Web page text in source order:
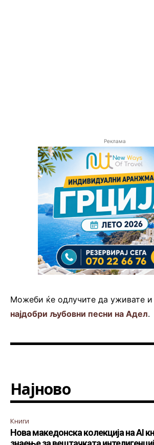
Реклама
Можеби ќе одлучите да уживате
најдобри љубовни песни на Адел.
Најново
Книги
Нова македонска колекција на AI